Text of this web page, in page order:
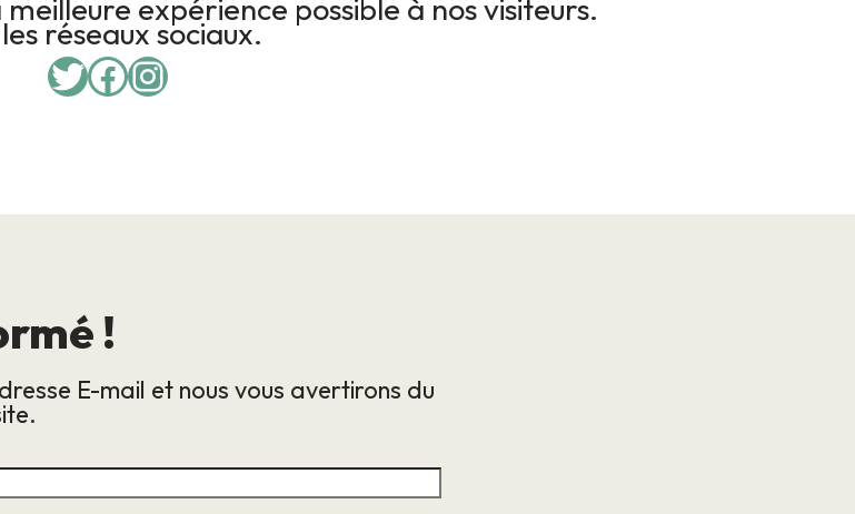
expérience possible à nos visiteurs.
réseaux sociaux.
Twitter
Facebook
Instagram
!
E-mail et nous vous avertirons du